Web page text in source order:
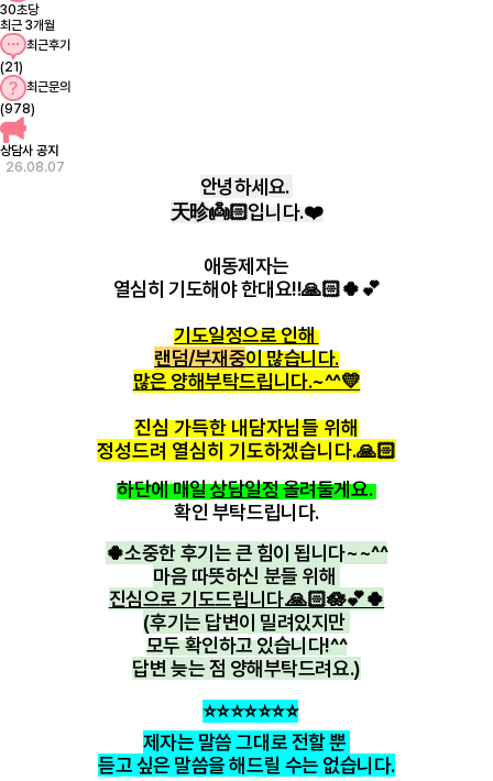
30초당
최근 3개월
최근후기
(21)
최근문의
(978)
상담사 공지
26.08.07
안녕하세요.
天昣👼🏻입니다.❤️
애동제자는
열심히 기도해야 한대요!!🙏🏻🍀💕
기도일정으로 인해
랜덤/부재중이 많습니다.
많은 양해부탁드립니다.~^^💛
진심 가득한 내담자님들 위해
정성드려 열심히 기도하겠습니다.🙏🏻
하단에 매일상담일정올려둘게요.
확인 부탁드립니다.
🍀소중한 후기는 큰 힘이 됩니다~~^^
마음 따뜻하신 분들 위해
진심으로 기도드립니다.🙏🏻🪷💕🍀
(후기는 답변이 밀려있지만
모두확인하고 있습니다!^^
답변 늦는 점 양해부탁드려요.)
⭐️⭐️⭐️⭐️⭐️⭐️⭐️
제자는 말씀 그대로 전할 뿐
듣고 싶은 말씀을 해드릴 수는 없습니다.